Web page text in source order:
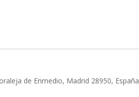
de Enmedio, Madrid 28950, España